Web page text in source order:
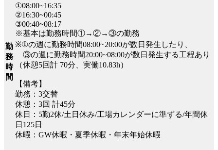
勤
務
時
間
①08:00~16:35
②16:30~00:45
③00:40~08:17
※基本は勤務時間①→②→③の勤務
※①の週に勤務時間08:00~20:00が数日発生したり、
③の週に勤務時間20:00~08:00が数日発生する工程あり
（休憩5回計 70分、実働10.83h）
【備考】
勤務：3交替
休憩：3回 計45分
休日：5勤2休/土日休み/工場カレンダーに準ずる/年間休
日125日
休暇：GW休暇・夏季休暇・年末年始休暇